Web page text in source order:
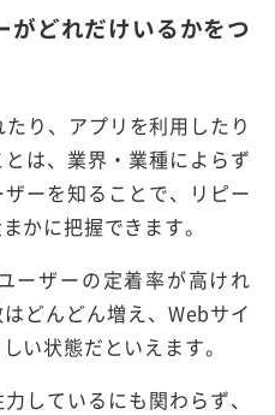
がどれだけいるかをつ
り、アプリを利用したり
は、業界・業種によらず
ーを知ることで、リピー
かに把握できます。
ーザーの定着率が高けれ
どんどん増え、Webサイ
い状態だといえます。
しているにも関わらず、